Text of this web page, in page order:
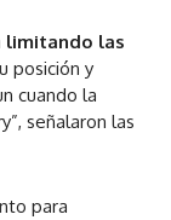
limitando las
posición y
cuando la
señalaron las
para